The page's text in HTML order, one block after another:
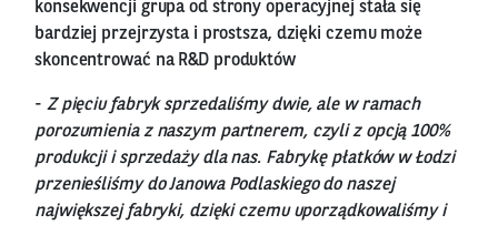
konsekwencji grupa od strony operacyjnej stała się
bardziej przejrzysta i prostsza, dzięki czemu może
skoncentrować na R&D produktów
- Z pięciu fabryk sprzedaliśmy dwie, ale w ramach
porozumienia z naszym partnerem, czyli z opcją 100%
produkcji i sprzedaży dla nas. Fabrykę płatków w Łodzi
przenieśliśmy do Janowa Podlaskiego do naszej
największej fabryki, dzięki czemu uporządkowaliśmy i